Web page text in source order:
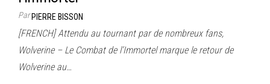
ParPIERRE BISSON
[FRENCH] Attendu au tournant par de nombreux fans,
Wolverine – Le Combat de l’Immortel marque le retour de
Wolverine au…